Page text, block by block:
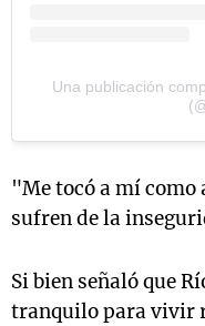
Una publicación
"Me tocó a mí como
sufren de la
Si bien señaló que
tranquilo para vivir